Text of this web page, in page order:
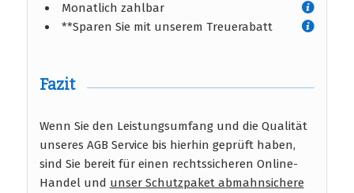
Monatlich zahlbar
**Sparen Sie mit unserem Treuerabatt
Fazit
Wenn Sie den Leistungsumfang und die Qualität
unseres AGB Service bis hierhin geprüft haben,
sind Sie bereit für einen rechtssicheren Online-
Handel und unser Schutzpaket abmahnsichere